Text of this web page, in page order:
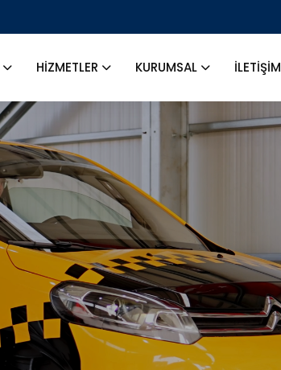
HİZMETLER KURUMSAL İLETİŞİM